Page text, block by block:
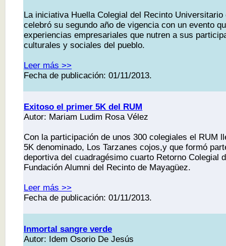
La iniciativa Huella Colegial del Recinto
celebró su segundo año de vigencia con un evento
experiencias empresariales que nutren a sus
culturales y sociales del pueblo.
Leer más >>
Fecha de publicación: 01/11/2013.
Exitoso el primer 5K del RUM
Autor: Mariam Ludim Rosa Vélez
Con la participación de unos 300 colegiales el RUM
5K denominado, Los Tarzanes cojos,y que formó
deportiva del cuadragésimo cuarto Retorno Colegial
Fundación Alumni del Recinto de Mayagüez.
Leer más >>
Fecha de publicación: 01/11/2013.
Inmortal sangre verde
Autor: Idem Osorio De Jesús